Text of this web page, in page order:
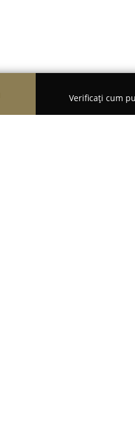
Verificați cum